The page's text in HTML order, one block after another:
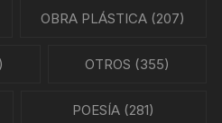
OBRA PLÁSTICA (207)
OTROS (355)
POESÍA (281)